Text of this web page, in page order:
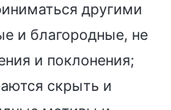
другими
и благородные, не
и поклонения;
скрыть и